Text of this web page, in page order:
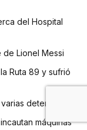
del Hospital
Lionel Messi
Ruta 89 y sufrió
detenciones
máquinas